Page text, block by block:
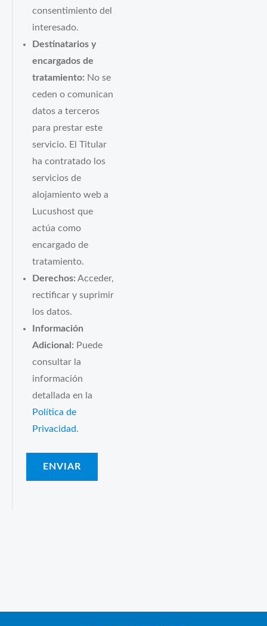
consentimiento del
interesado.
Destinatarios y
encargados de
tratamiento: No se
ceden o comunican
datos a terceros
para prestar este
servicio. El Titular
ha contratado los
servicios de
alojamiento web a
Lucushost que
actúa como
encargado de
tratamiento.
Derechos: Acceder,
rectificar y suprimir
los datos.
Información
Adicional: Puede
consultar la
información
detallada en la
Política de
Privacidad .